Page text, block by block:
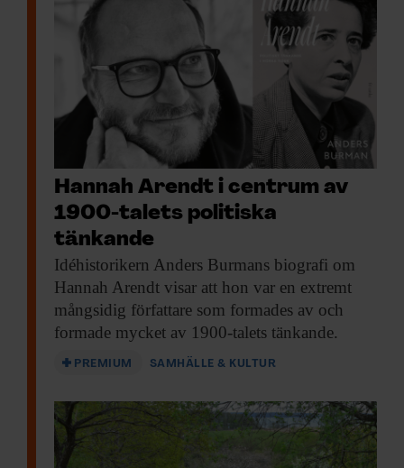
Hannah Arendt i centrum av
1900-talets politiska
tänkande
Idéhistorikern Anders Burmans biografi om
Hannah Arendt visar att hon var en extremt
mångsidig författare som formades av och
formade mycket av 1900-talets tänkande.
PREMIUM SAMHÄLLE & KULTUR